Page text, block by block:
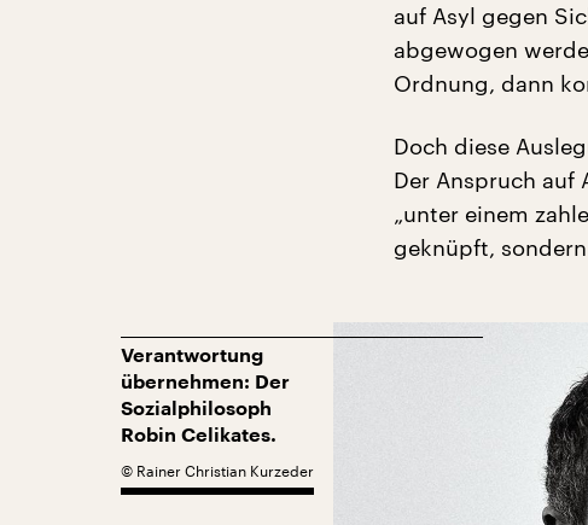
auf Asyl gegen
abgewogen
Ordnung, dann
Doch diese
Der Anspruch auf
„unter einem
geknüpft,
Verantwortung
übernehmen: Der
Sozialphilosoph
Robin Celikates.
© Rainer Christian Kurzeder